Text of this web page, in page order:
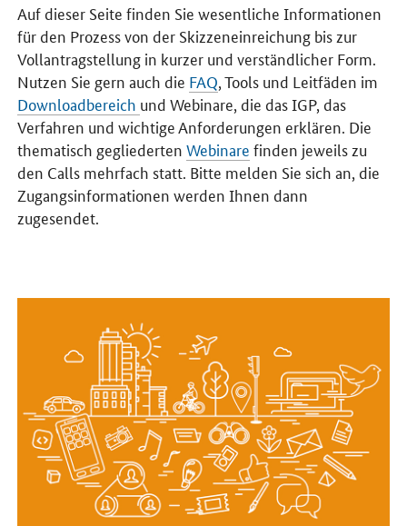
Auf dieser Seite finden Sie wesentliche Informationen
für den Prozess von der Skizzeneinreichung bis zur
Vollantragstellung in kurzer und verständlicher Form.
Nutzen Sie gern auch die FAQ , Tools und Leitfäden im
Downloadbereich und Webinare, die das IGP, das
Verfahren und wichtige Anforderungen erklären. Die
thematisch gegliedertenWebinare finden jeweils zu
den Calls mehrfach statt. Bitte melden Sie sich an, die
Zugangsinformationen werden Ihnen dann
zugesendet.